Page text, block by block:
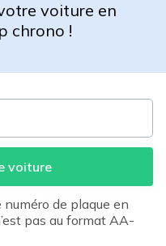
voiture en
chrono !
voiture
numéro de plaque en
pas au format AA-